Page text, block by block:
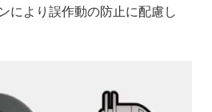
により誤作動の防止に配慮し